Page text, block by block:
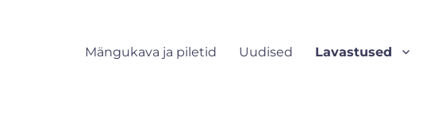
Mängukava ja piletid Uudised Lavastused